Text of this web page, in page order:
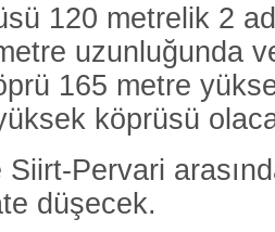
120 metrelik 2
uzunluğunda
165 metre
köprüsü
Siirt-Pervari
düşecek.